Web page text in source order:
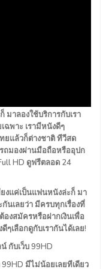
าลองใช้บริการกับเรา
ฉพาะ เรามีหนังดีๆ
ยแล้วก็ต่างชาติ ทีวีสด
ถมองผ่านมือถือหรืออุปก
HD ดูฟรีตลอด 24
งแค่เป็นแฟนหนังล่ะก็ มา
กันเลยว่า มีครบทุกเรื่องที่
งสมัครหรือฝากเงินเพื่อ
เลือกดูกับเรากันได้เลย!
กับเว็บ 99HD
มีไม่น้อยเลยทีเดียว